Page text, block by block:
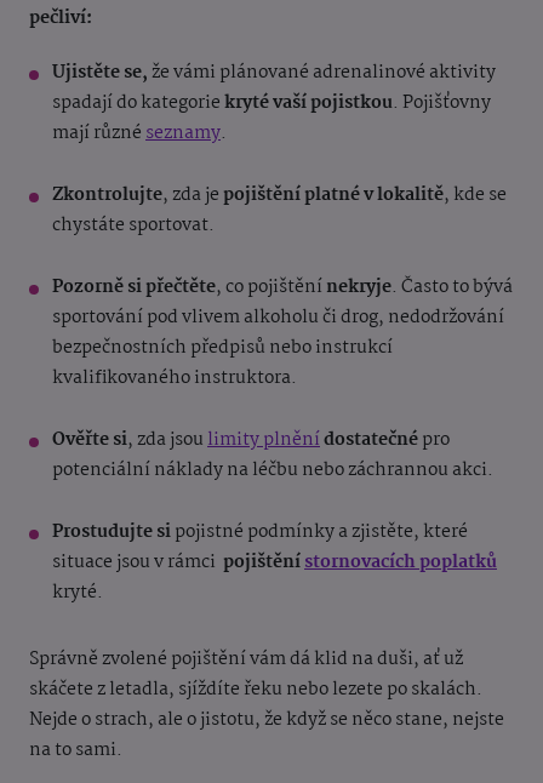
pečliví:
Ujistěte se,že vámi plánované adrenalinové aktivity
spadají do kategoriekryté vaší pojistkou. Pojišťovny
mají různéseznamy.
Zkontrolujte, zda je pojištění platné v lokalitě, kde se
chystáte sportovat.
Pozorně si přečtěte, co pojištěnínekryje. Často to bývá
sportování pod vlivem alkoholu či drog, nedodržování
bezpečnostních předpisů nebo instrukcí
kvalifikovaného instruktora.
Ověřte si, zda jsoulimity plněnídostatečnépro
potenciální náklady na léčbu nebo záchrannou akci.
Prostudujte sipojistné podmínky a zjistěte, které
situace jsou v rámci pojištěnístornovacích poplatků
kryté.
Správně zvolené pojištění vám dá klid na duši, ať už
skáčete z letadla, sjíždíte řeku nebo lezete po skalách.
Nejde o strach, ale o jistotu, že když se něco stane, nejste
na to sami.